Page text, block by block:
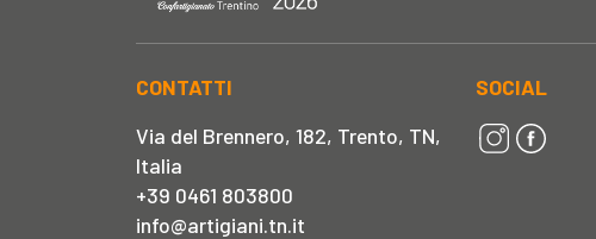
CONTATTI
Via del Brennero, 182, Trento, TN,
Italia
+39 0461 803800
info@artigiani.tn.it
SOCIAL